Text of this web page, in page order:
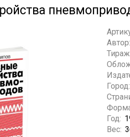
Автор:
Город:
Год:
Вес: